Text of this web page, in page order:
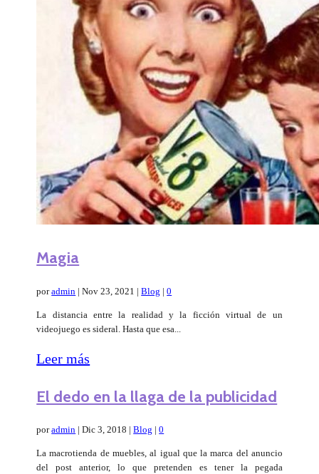
Magia
poradmin |Nov 23, 2021 |Blog |0
La distancia entre la realidad y la ficción virtual de un
videojuego es sideral. Hasta que esa...
Leer más
El dedo en la llaga de la publicidad
poradmin |Dic 3, 2018 |Blog |0
La macrotienda de muebles, al igual que la marca del anuncio
del post anterior, lo que pretenden es tener la pegada